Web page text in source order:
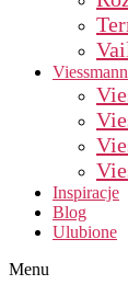
Viessmann
Inspiracje
Blog
Ulubione
Menu